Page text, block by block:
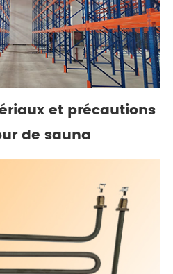
et précautions
de sauna